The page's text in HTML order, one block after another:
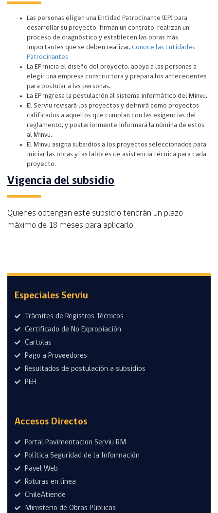
Las personas eligen una Entidad Patrocinante (EP) para
desarrollar su proyecto, firman un contrato, realizan un
proceso de diagnóstico y establecen las obras más
importantes que se deben realizar. Conoce las Entidades
Patrocinantes
La EP inicia el diseño del proyecto, apoya a las personas a
elegir una empresa constructora y prepara los antecedentes
para postular a las personas.
La EP ingresa la postulación al sistema informático del Minvu.
El Serviu revisará los proyectos y definirá como proyectos
calificados a aquellos que cumplan con las exigencias del
reglamento, y posteriormente informará la nómina de estos
al Minvu.
El Minvu asigna subsidios a los proyectos seleccionados para
iniciar las obras y las labores de asistencia técnica para cada
proyecto.
Vigencia del subsidio
Quienes obtengan este subsidio tendrán un plazo
máximo de 18 meses para aplicarlo.
Especiales Serviu
Trámites de Registros Técnicos
Certificado de No Expropiación
Cartolas
Pago a Proveedores
Resultados de postulación a subsidios
PEH
Accesos Directos
Portal Pavimentacion Serviu RM
Política Seguridad de la Información
Pavel Web
Roturas en línea
ChileAtiende
Ministerio de Obras Públicas